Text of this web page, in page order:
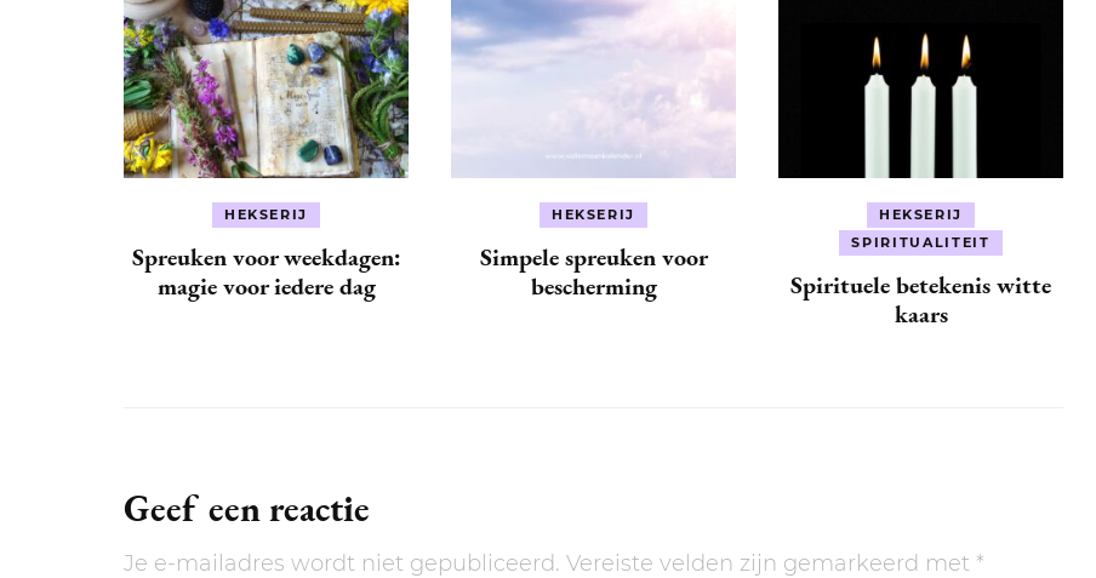
HEKSERIJ
Spreuken voor weekdagen:
magie voor iedere dag
HEKSERIJ
Simpele spreuken voor
bescherming
HEKSERIJ
SPIRITUALITEIT
Spirituele betekenis witte
kaars
Geef een reactie
Je e-mailadres wordt niet gepubliceerd. Vereiste velden zijn gemarkeerd met *